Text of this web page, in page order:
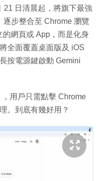
21 日清晨起，將旗下最強
逐步整合至 Chrome 瀏覽
網頁或 App，而是化身
全面覆蓋桌面版及 iOS
按電源鍵啟動 Gemini
用戶只需點擊 Chrome
。到底有幾好用？